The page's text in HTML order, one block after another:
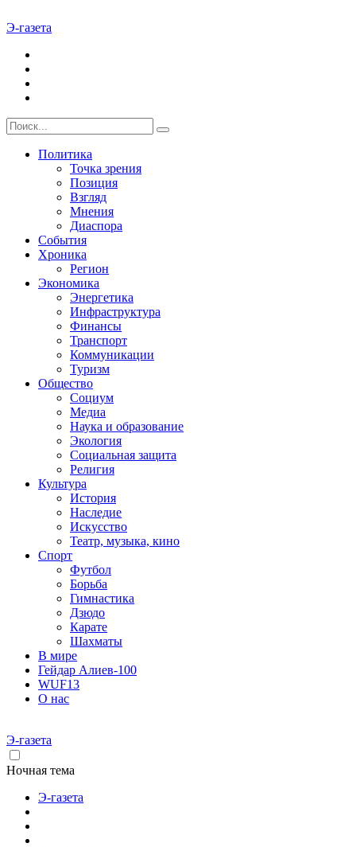
Э-газета
Политика
Точка зрения
Позиция
Взгляд
Мнения
Диаспора
События
Хроника
Регион
Экономика
Энергетика
Инфраструктура
Финансы
Транспорт
Коммуникации
Туризм
Общество
Социум
Медиа
Наука и образование
Экология
Социальная защита
Религия
Культура
История
Наследие
Искусство
Театр, музыка, кино
Спорт
Футбол
Борьба
Гимнастика
Дзюдо
Карате
Шахматы
В мире
Гейдар Алиев-100
WUF13
О нас
Э-газета
Ночная тема
Э-газета